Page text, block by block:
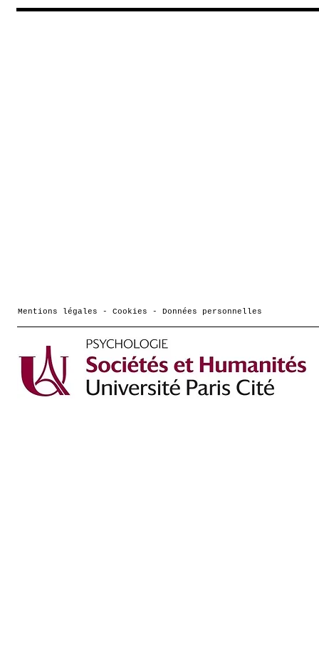
Mentions légales - Cookies - Données personnelles